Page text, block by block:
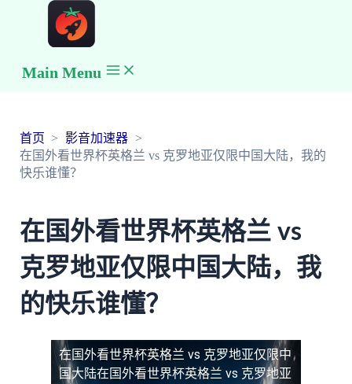
Main Menu
首页
影音加速器
在国外看世界杯英格兰 vs 克罗地亚仅限中国大陆，我的
快乐谁懂？
在国外看世界杯英格兰 vs
克罗地亚仅限中国大陆，我
的快乐谁懂？
在国外看世界杯英格兰 vs 克罗地亚仅限中
国大陆在国外看世界杯英格兰 vs 克罗地亚